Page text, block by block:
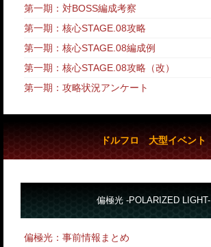
第一期：対BOSS編成考察
第一期：核心STAGE.08攻略
第一期：核心STAGE.08編成例
第一期：核心STAGE.08攻略 （改）
第一期：攻略状況アンケート
ドルフロ 大型イベント
偏極光 -POLARIZED LIGHT-
偏極光：事前情報まとめ